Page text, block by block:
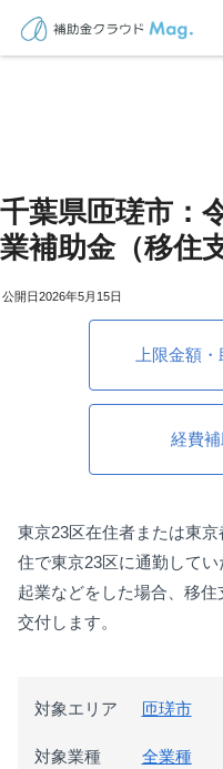
千葉県匝瑳市：
業補助金（移住
2026年5月15日
上限金額
経費
東京23区在住者または東
住で東京23区に通勤して
起業などをした場合、移
交付します。
対象エリア 匝瑳市
対象業種 全業種